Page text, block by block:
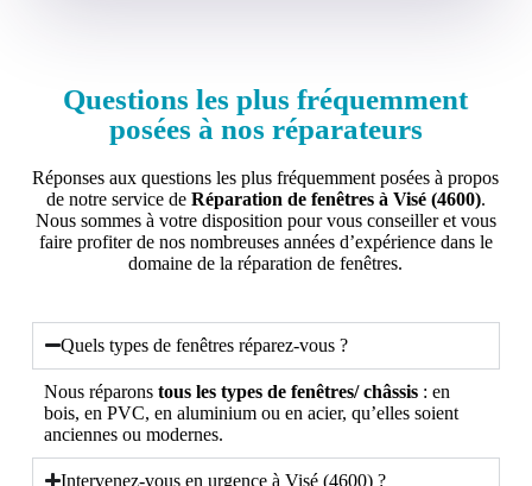
Questions les plus fréquemment
posées à nos réparateurs
Réponses aux questions les plus fréquemment posées à propos
de notre service de Réparation de fenêtres à Visé (4600).
Nous sommes à votre disposition pour vous conseiller et vous
faire profiter de nos nombreuses années d’expérience dans le
domaine de la réparation de fenêtres.
Quels types de fenêtres réparez-vous ?
Nous réparons tous les types de fenêtres/ châssis: en
bois, en PVC, en aluminium ou en acier, qu’elles soient
anciennes ou modernes.
Intervenez-vous en urgence à Visé (4600) ?